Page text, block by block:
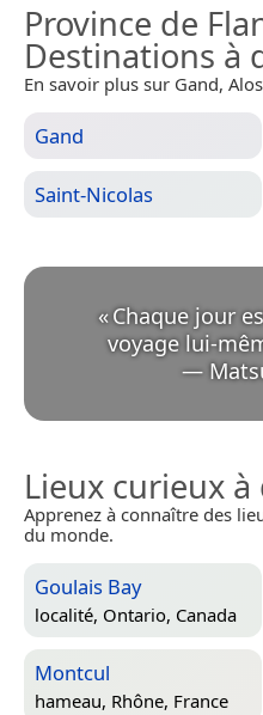
Province de
Destinations à
En savoir plus sur Gand,
Gand
Saint-Nicolas
«Chaque jour
voyage lui-
—
Lieux curieux
Apprenez à connaître des
du monde.
Goulais Bay
localité, Ontario, Canada
Montcul
hameau, Rhône, France